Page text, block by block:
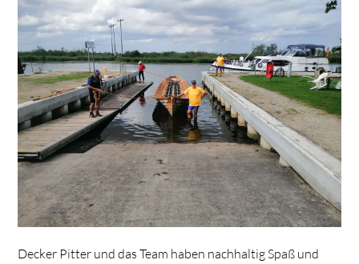
Decker Pitter und das Team haben nachhaltig Spaß und